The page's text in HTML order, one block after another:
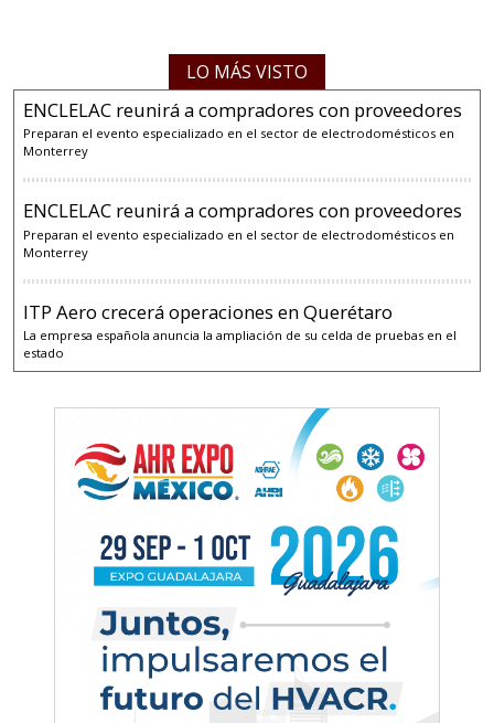
LO MÁS VISTO
ENCLELAC reunirá a compradores con proveedores
Preparan el evento especializado en el sector de electrodomésticos en
Monterrey
ENCLELAC reunirá a compradores con proveedores
Preparan el evento especializado en el sector de electrodomésticos en
Monterrey
ITP Aero crecerá operaciones en Querétaro
La empresa española anuncia la ampliación de su celda de pruebas en el
estado